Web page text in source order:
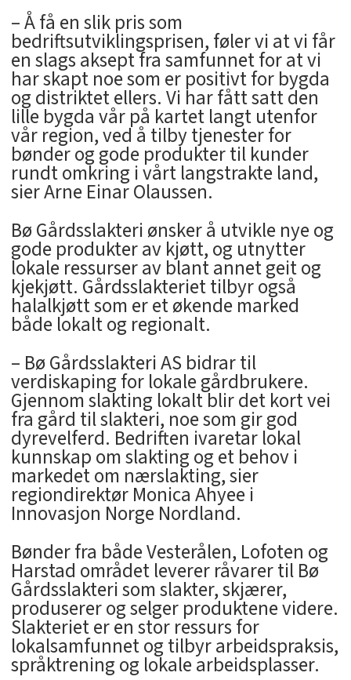
– Å få en slik pris som
bedriftsutviklingsprisen, føler vi at vi får
en slags aksept fra samfunnet for at vi
har skapt noe som er positivt for bygda
og distriktet ellers. Vi har fått satt den
lille bygda vår på kartet langt utenfor
vår region, ved å tilby tjenester for
bønder og gode produkter til kunder
rundt omkring i vårt langstrakte land,
sier Arne Einar Olaussen.
Bø Gårdsslakteri ønsker å utvikle nye og
gode produkter av kjøtt, og utnytter
lokale ressurser av blant annet geit og
kjekjøtt. Gårdsslakteriet tilbyr også
halalkjøtt som er et økende marked
både lokalt og regionalt.
– Bø Gårdsslakteri AS bidrar til
verdiskaping for lokale gårdbrukere.
Gjennom slakting lokalt blir det kort vei
fra gård til slakteri, noe som gir god
dyrevelferd. Bedriften ivaretar lokal
kunnskap om slakting og et behov i
markedet om nærslakting, sier
regiondirektør Monica Ahyee i
Innovasjon Norge Nordland.
Bønder fra både Vesterålen, Lofoten og
Harstad området leverer råvarer til Bø
Gårdsslakteri som slakter, skjærer,
produserer og selger produktene videre.
Slakteriet er en stor ressurs for
lokalsamfunnet og tilbyr arbeidspraksis,
språktrening og lokale arbeidsplasser.